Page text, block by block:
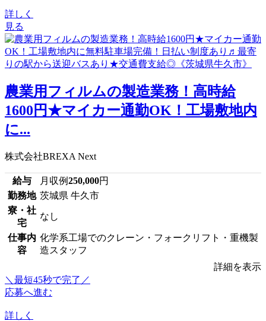
詳しく
見る
農業用フィルムの製造業務！高時給
1600円★マイカー通勤OK！工場敷地内
に...
株式会社BREXA Next
給与 月収例250,000円
勤務地 茨城県 牛久市
寮・社
宅
なし
仕事内
容
化学系工場でのクレーン・フォークリフト・重機製
造スタッフ
詳細を表示
＼最短45秒で完了／
応募へ進む
詳しく